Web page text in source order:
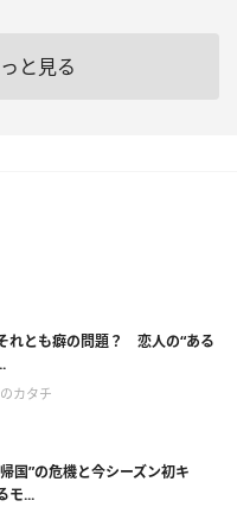
と見る
れとも癖の問題？ 恋人の“ある
カタチ
国”の危機と今シーズン初キ
モ...